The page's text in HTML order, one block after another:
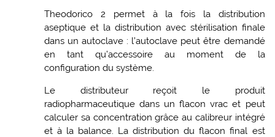
Theodorico 2 permet à la fois la distribution
aseptique et la distribution avec stérilisation finale
dans un autoclave : l’autoclave peut être demandé
en tant qu’accessoire au moment de la
configuration du système.
Le distributeur reçoit le produit
radiopharmaceutique dans un flacon vrac et peut
calculer sa concentration grâce au calibreur intégré
et à la balance. La distribution du flacon final est